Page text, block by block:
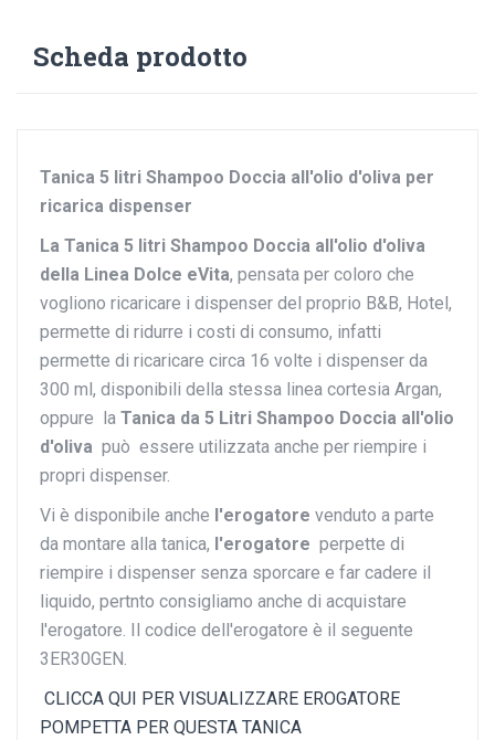
Scheda prodotto
Tanica 5 litri Shampoo Doccia all'olio d'oliva per
ricarica dispenser
La Tanica 5 litri Shampoo Doccia all'olio d'oliva
della Linea Dolce eVita, pensata per coloro che
vogliono ricaricare i dispenser del proprio B&B, Hotel,
permette di ridurre i costi di consumo, infatti
permette di ricaricare circa 16 volte i dispenser da
300 ml, disponibili della stessa linea cortesia Argan,
oppure la Tanica da 5 Litri Shampoo Doccia all'olio
d'oliva può essere utilizzata anche per riempire i
propri dispenser.
Vi è disponibile anche l'erogatore venduto a parte
da montare alla tanica, l'erogatore perpette di
riempire i dispenser senza sporcare e far cadere il
liquido, pertnto consigliamo anche di acquistare
l'erogatore. Il codice dell'erogatore è il seguente
3ER30GEN.
CLICCA QUI PER VISUALIZZARE EROGATORE
POMPETTA PER QUESTA TANICA